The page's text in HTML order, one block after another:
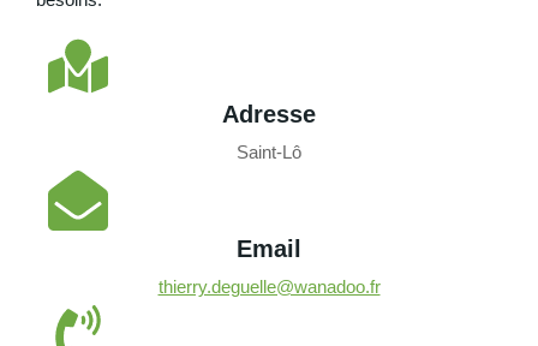
Adresse
Saint-Lô
Email
thierry.deguelle@wanadoo.fr